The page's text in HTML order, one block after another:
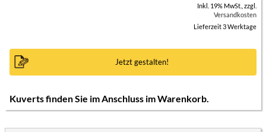
Inkl. 19% MwSt. zzgl.
Versandkosten
Lieferzeit 3 Werktage
Jetzt gestalten!
Kuverts finden Sie im Anschluss im Warenkorb.